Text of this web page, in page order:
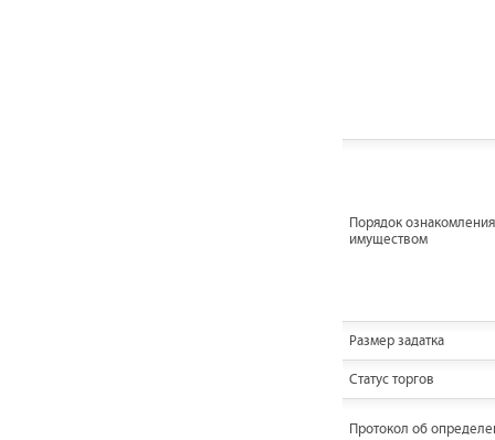
Порядок
имуществом
Размер задатка
Статус торгов
Протокол об